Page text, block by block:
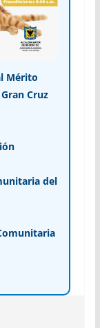
Mérito
Cruz
del